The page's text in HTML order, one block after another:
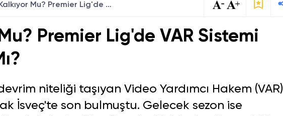
VAR Kalkıyor Mu? Premier Lig'de VAR Sistemi Kaldırılacak Mı?
Premier Lig'de VAR Sistemi
niteliği taşıyan Video Yardımcı Hakem (VAR)
İsveç'te son bulmuştu. Gelecek sezon ise